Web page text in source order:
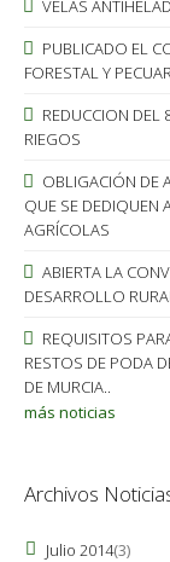
VELAS
PUBLICADO EL
FORESTAL Y
REDUCCION DEL
RIEGOS
OBLIGACIÓN DE
QUE SE DEDIQUEN
AGRÍCOLAS
ABIERTA LA
DESARROLLO
REQUISITOS
RESTOS DE PODA
DE MURCIA..
más noticias
Archivos
Julio 2014(3)